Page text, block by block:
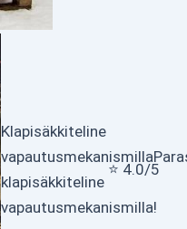
Klapisäkkiteline
vapautusmekanismilla
klapisäkkiteline
vapautusmekanismilla!
⭐ 4.0/5